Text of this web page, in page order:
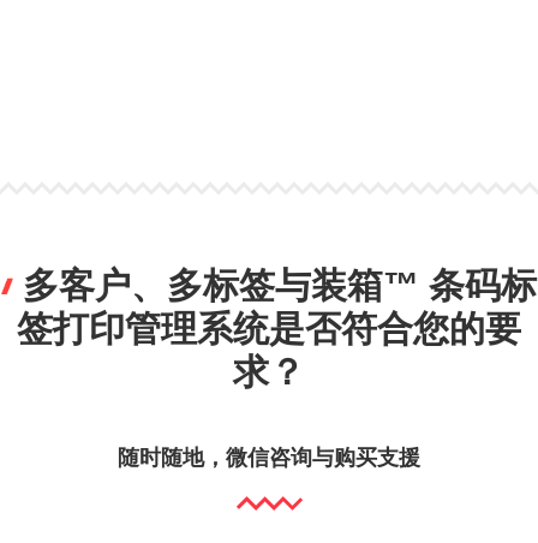
多客户、多标签与装箱™ 条码标
签打印管理系统是否符合您的要
求？
随时随地，微信咨询与购买支援